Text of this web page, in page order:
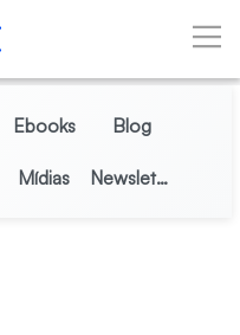
Ebooks Blog
Mídias Newsletter